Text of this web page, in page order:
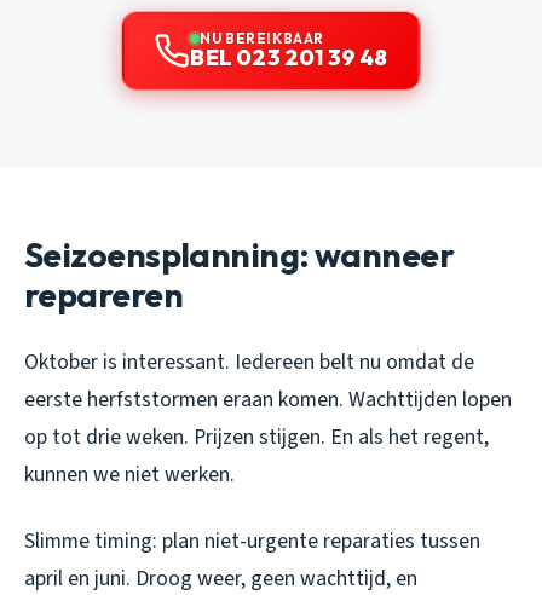
NU BEREIKBAAR
BEL 023 201 39 48
Seizoensplanning: wanneer
repareren
Oktober is interessant. Iedereen belt nu omdat de
eerste herfststormen eraan komen. Wachttijden lopen
op tot drie weken. Prijzen stijgen. En als het regent,
kunnen we niet werken.
Slimme timing: plan niet-urgente reparaties tussen
april en juni. Droog weer, geen wachttijd, en